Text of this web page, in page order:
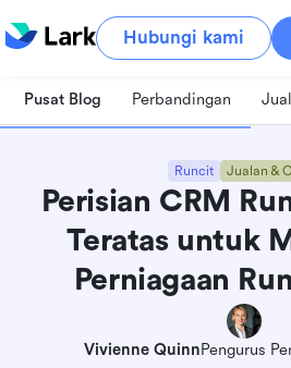
Hubungi kami
Pusat Blog Perbandingan
Runcit Jualan &
Perisian CRM
Teratas untuk
Perniagaan
Vivienne QuinnPengurus